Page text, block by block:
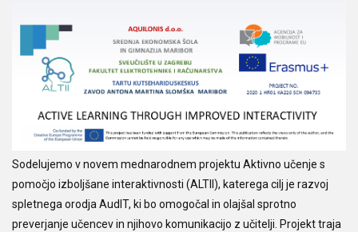
Sodelujemo v novem mednarodnem projektu Aktivno učenje s
pomočjo izboljšane interaktivnosti (ALTII), katerega cilj je razvoj
spletnega orodja AudIT, ki bo omogočal in olajšal sprotno
preverjanje učencev in njihovo komunikacijo z učitelji. Projekt traja